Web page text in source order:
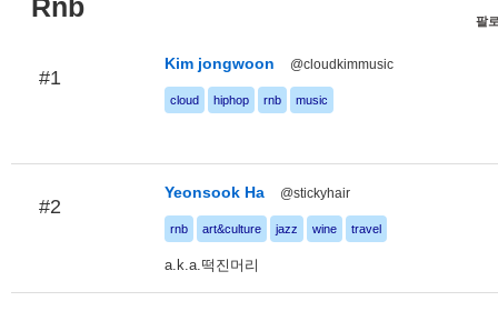
Rnb 팔
#1
Kim jongwoon @cloudkimmusic
cloud hiphop rnb music
#2
Yeonsook Ha @stickyhair
rnb art&culture jazz wine travel
a.k.a.떡진머리